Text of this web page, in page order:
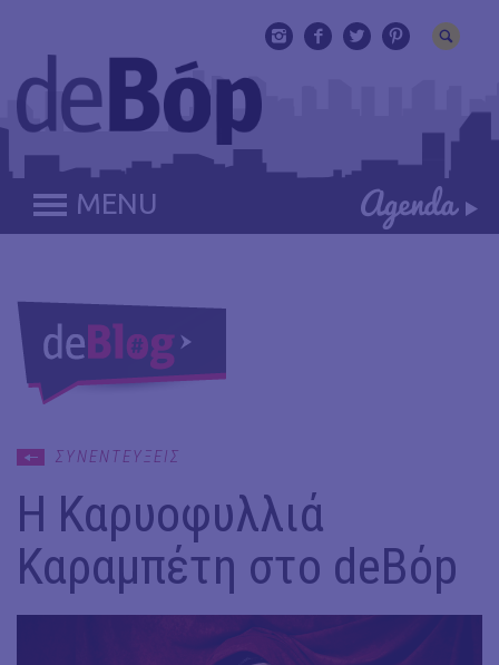
MENU
ΣΥΝΕΝΤΕΥΞΕΙΣ
Η Καρυοφυλλιά
Καραμπέτη στο deBόp